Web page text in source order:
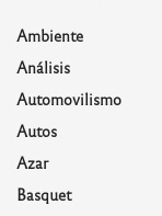
Ambiente
Análisis
Automovilismo
Autos
Azar
Basquet